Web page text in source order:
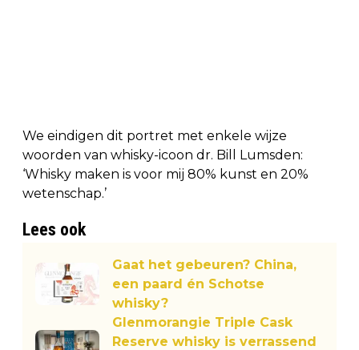
We eindigen dit portret met enkele wijze
woorden van whisky-icoon dr. Bill Lumsden:
‘Whisky maken is voor mij 80% kunst en 20%
wetenschap.’
Lees ook
Gaat het gebeuren? China,
een paard én Schotse
whisky?
Glenmorangie Triple Cask
Reserve whisky is verrassend